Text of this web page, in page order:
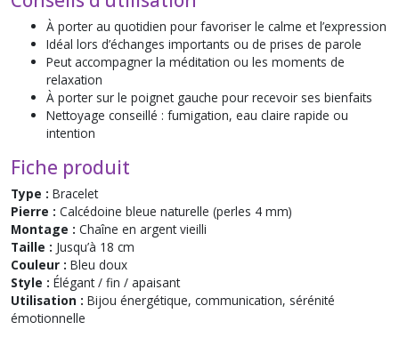
À porter au quotidien pour favoriser le calme et l’expression
Idéal lors d’échanges importants ou de prises de parole
Peut accompagner la méditation ou les moments de
relaxation
À porter sur le poignet gauche pour recevoir ses bienfaits
Nettoyage conseillé : fumigation, eau claire rapide ou
intention
Fiche produit
Type : Bracelet
Pierre : Calcédoine bleue naturelle (perles 4 mm)
Montage : Chaîne en argent vieilli
Taille : Jusqu’à 18 cm
Couleur : Bleu doux
Style : Élégant / fin / apaisant
Utilisation : Bijou énergétique, communication, sérénité
émotionnelle